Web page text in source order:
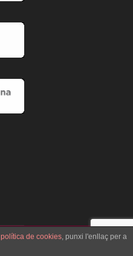
política de cookies, punxi l'enllaç per a